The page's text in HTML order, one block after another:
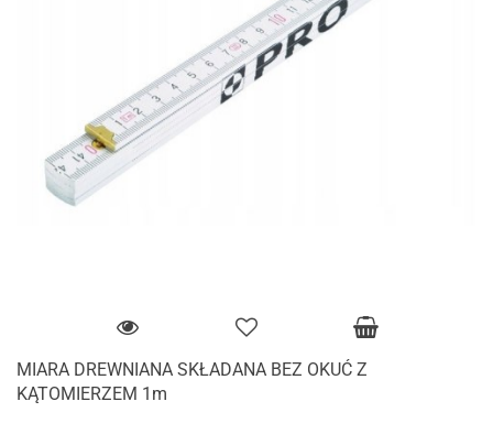
MIARA DREWNIANA SKŁADANA BEZ OKUĆ Z
KĄTOMIERZEM 1m